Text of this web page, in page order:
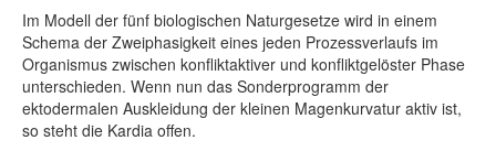
Im Modell der fünf biologischen Naturgesetze wird in einem
Schema der Zweiphasigkeit eines jeden Prozessverlaufs im
Organismus zwischen konfliktaktiver und konfliktgelöster Phase
unterschieden. Wenn nun das Sonderprogramm der
ektodermalen Auskleidung der kleinen Magenkurvatur aktiv ist,
so steht die Kardia offen.